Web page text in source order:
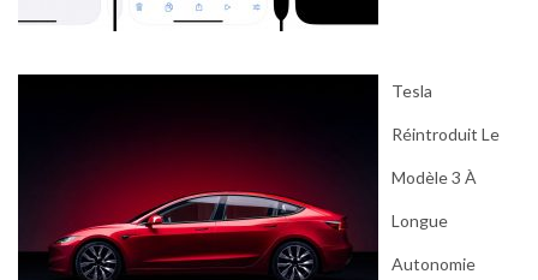
Tesla
Réintroduit Le
Modèle 3 À
Longue
Autonomie